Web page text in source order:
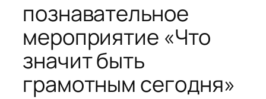
познавательное
мероприятие «Что
значит быть
грамотным сегодня»